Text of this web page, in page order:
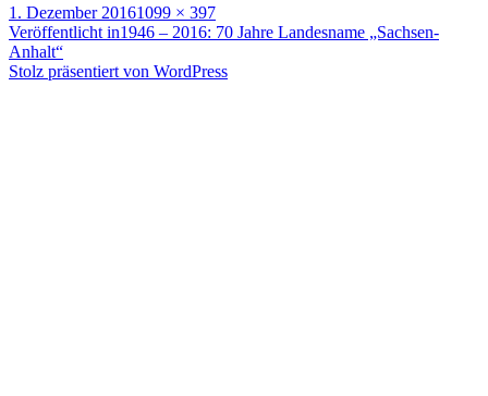
Veröffentlicht
am
1. Dezember 2016Originalgröße
1099 × 397
Beitragsnavigation
Veröffentlicht in1946 – 2016: 70 Jahre Landesname „Sachsen-
Anhalt“
Stolz präsentiert von WordPress